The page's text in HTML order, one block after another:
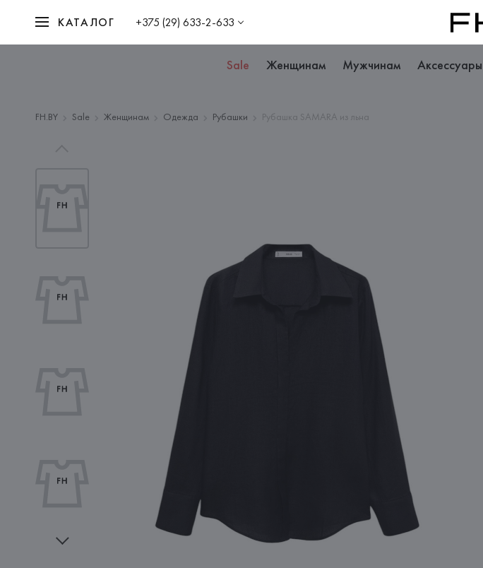
КАТАЛОГ +375 (29) 633-2-633
Sale Женщинам Мужчинам Аксессуары
FH.BY Sale Женщинам Одежда Рубашки Рубашка SAMARA из льна